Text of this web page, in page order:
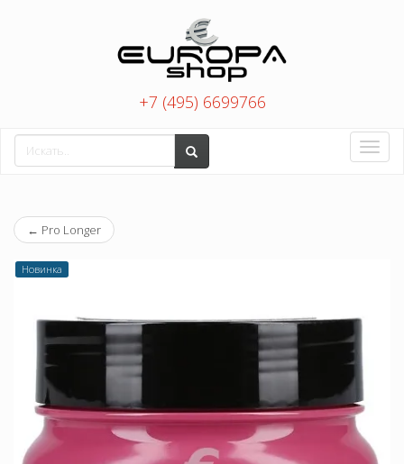
+7 (495) 6699766
Toggle
← Pro Longer
Новинка